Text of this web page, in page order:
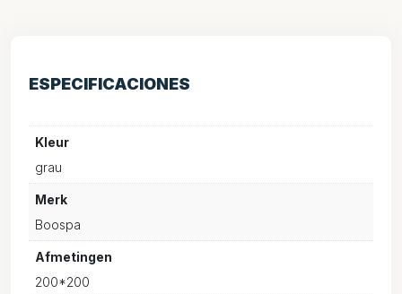
ESPECIFICACIONES
Kleur
grau
Merk
Boospa
Afmetingen
200*200